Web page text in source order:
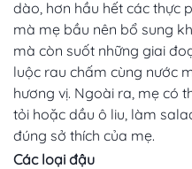
dào, hơn hầu hết các thực
mà mẹ bầu nên bổ sung
mà còn suốt những giai
luộc rau chấm cùng nước
hương vị. Ngoài ra, mẹ có
tỏi hoặc dầu ô liu, làm
đúng sở thích của mẹ.
Các loại đậu